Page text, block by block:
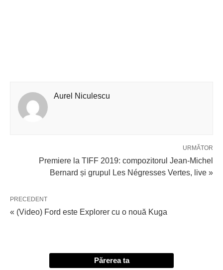
Aurel Niculescu
URMĂTOR
Premiere la TIFF 2019: compozitorul Jean-Michel
Bernard și grupul Les Négresses Vertes, live »
PRECEDENT
« (Video) Ford este Explorer cu o nouă Kuga
Părerea ta